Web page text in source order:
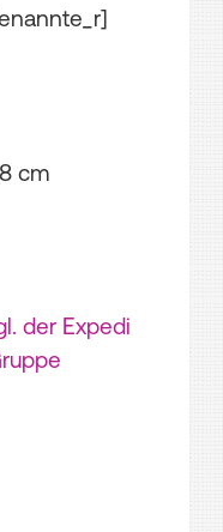
cm
der Expedi